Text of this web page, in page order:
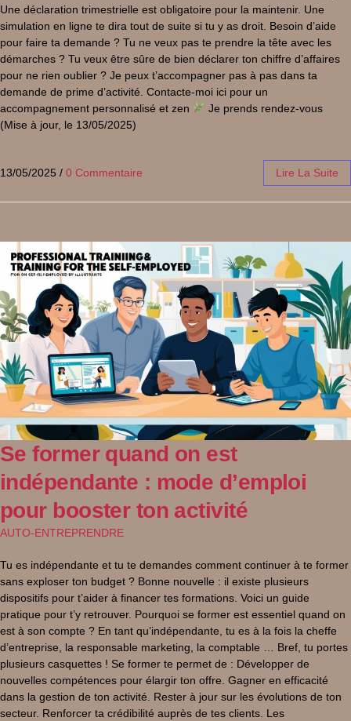
Une déclaration trimestrielle est obligatoire pour la maintenir. Une
simulation en ligne te dira tout de suite si tu y as droit. Besoin d’aide
pour faire ta demande ? Tu ne veux pas te prendre la tête avec les
démarches ? Tu veux être sûre de bien déclarer ton chiffre d’affaires
pour ne rien oublier ? Je peux t’accompagner pas à pas dans ta
demande de prime d’activité. Contacte-moi ici pour un
accompagnement personnalisé et zen
Je prends rendez-vous
(Mise à jour, le 13/05/2025)
13/05/2025 / 0 Commentaire Lire La Suite
Se former quand on est
indépendante : mode d’emploi
pour booster ton activité
AUTO-ENTREPRENDRE
Tu es indépendante et tu te demandes comment continuer à te former
sans exploser ton budget ? Bonne nouvelle : il existe plusieurs
dispositifs pour t’aider à financer tes formations. Voici un guide
pratique pour t’y retrouver. Pourquoi se former est essentiel quand on
est à son compte ? En tant qu’indépendante, tu es à la fois la cheffe
d’entreprise, la responsable marketing, la comptable … Bref, tu portes
plusieurs casquettes ! Se former te permet de : Développer de
nouvelles compétences pour élargir ton offre. Gagner en efficacité
dans la gestion de ton activité. Rester à jour sur les évolutions de ton
secteur. Renforcer ta crédibilité auprès de tes clients. Les